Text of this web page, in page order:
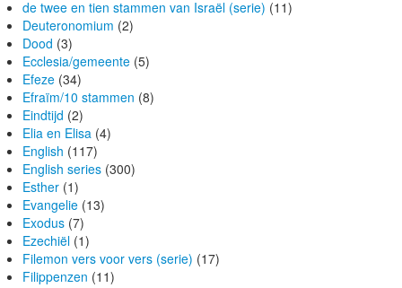
de twee en tien stammen van Israël (serie) (11)
Deuteronomium (2)
Dood (3)
Ecclesia/gemeente (5)
Efeze (34)
Efraïm/10 stammen (8)
Eindtijd (2)
Elia en Elisa (4)
English (117)
English series (300)
Esther (1)
Evangelie (13)
Exodus (7)
Ezechiël (1)
Filemon vers voor vers (serie) (17)
Filippenzen (11)